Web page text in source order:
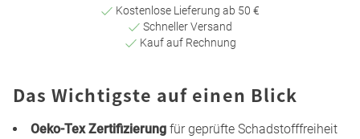
Kostenlose Lieferung ab 50 €
Schneller Versand
Kauf auf Rechnung
Das Wichtigste auf einen Blick
Oeko-Tex Zertifizierung für geprüfte Schadstofffreiheit